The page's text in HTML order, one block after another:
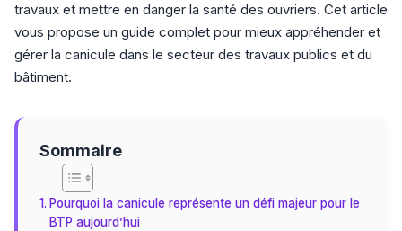
travaux et mettre en danger la santé des ouvriers. Cet article
vous propose un guide complet pour mieux appréhender et
gérer la canicule dans le secteur des travaux publics et du
bâtiment.
Sommaire
Pourquoi la canicule représente un défi majeur pour le
BTP aujourd’hui